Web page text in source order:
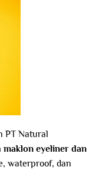
PT Natural
maklon eyeliner dan
waterproof, dan